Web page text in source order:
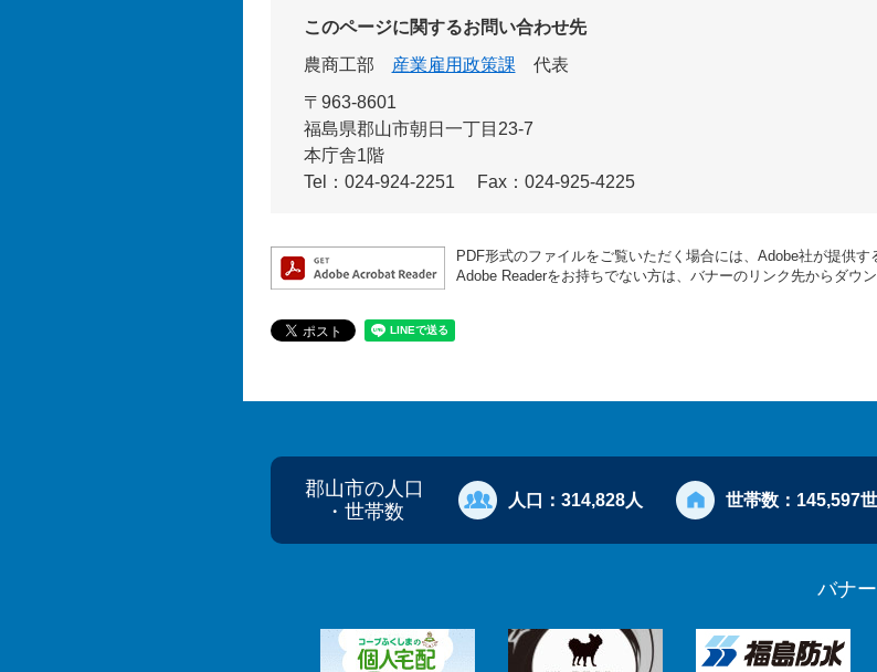
このページに関するお問い合わせ先
農商工部
産業雇用政策課
代表
〒963-8601
福島県郡山市朝日一丁目23-7
本庁舎1階
Tel：024-924-2251
Fax：024-925-4225
PDF形式のファイルをご覧いただく場合には、Adobe社が提供す
Adobe Readerをお持ちでない方は、バナーのリンク先からダウ
郡山市の人口
・世帯数
人口： 314,828人 世帯数： 145,597
バナ